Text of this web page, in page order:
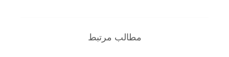
مطالب مرتبط